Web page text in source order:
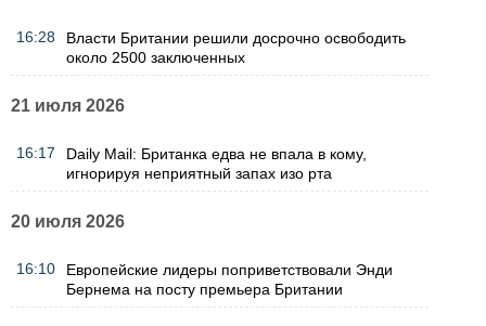
16:28
Власти Британии решили досрочно освободить
около 2500 заключенных
21 июля 2026
16:17
Daily Mail: Британка едва не впала в кому,
игнорируя неприятный запах изо рта
20 июля 2026
16:10
Европейские лидеры поприветствовали Энди
Бернема на посту премьера Британии